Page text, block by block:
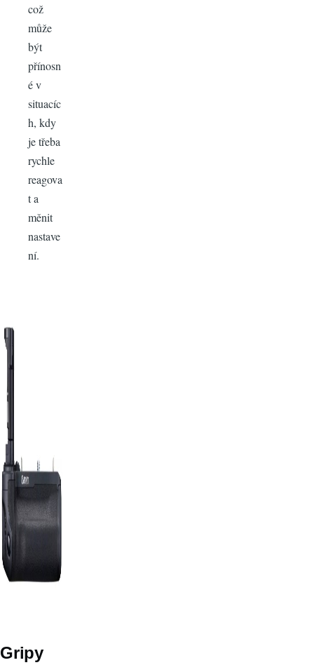
což
může
být
přínosn
é v
situacíc
h, kdy
je třeba
rychle
reagova
t a
měnit
nastave
ní.
Gripy